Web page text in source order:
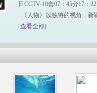
日CCTV-10套07：45分17：
《人物》以独特的视角，新
[查看全部]